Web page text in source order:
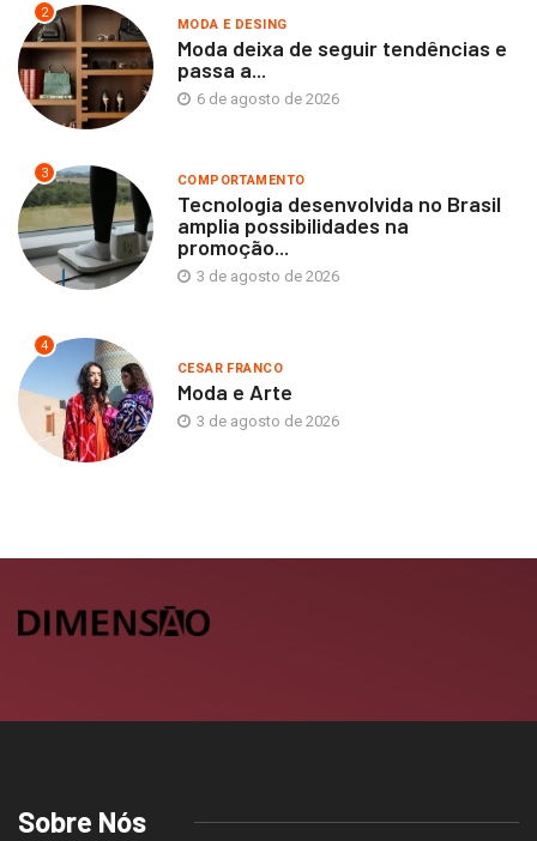
2
MODA E DESING
Moda deixa de seguir tendências e
passa a...
6 de agosto de 2026
3 COMPORTAMENTO
Tecnologia desenvolvida no Brasil
amplia possibilidades na
promoção...
3 de agosto de 2026
4
CESAR FRANCO
Moda e Arte
3 de agosto de 2026
Sobre Nós